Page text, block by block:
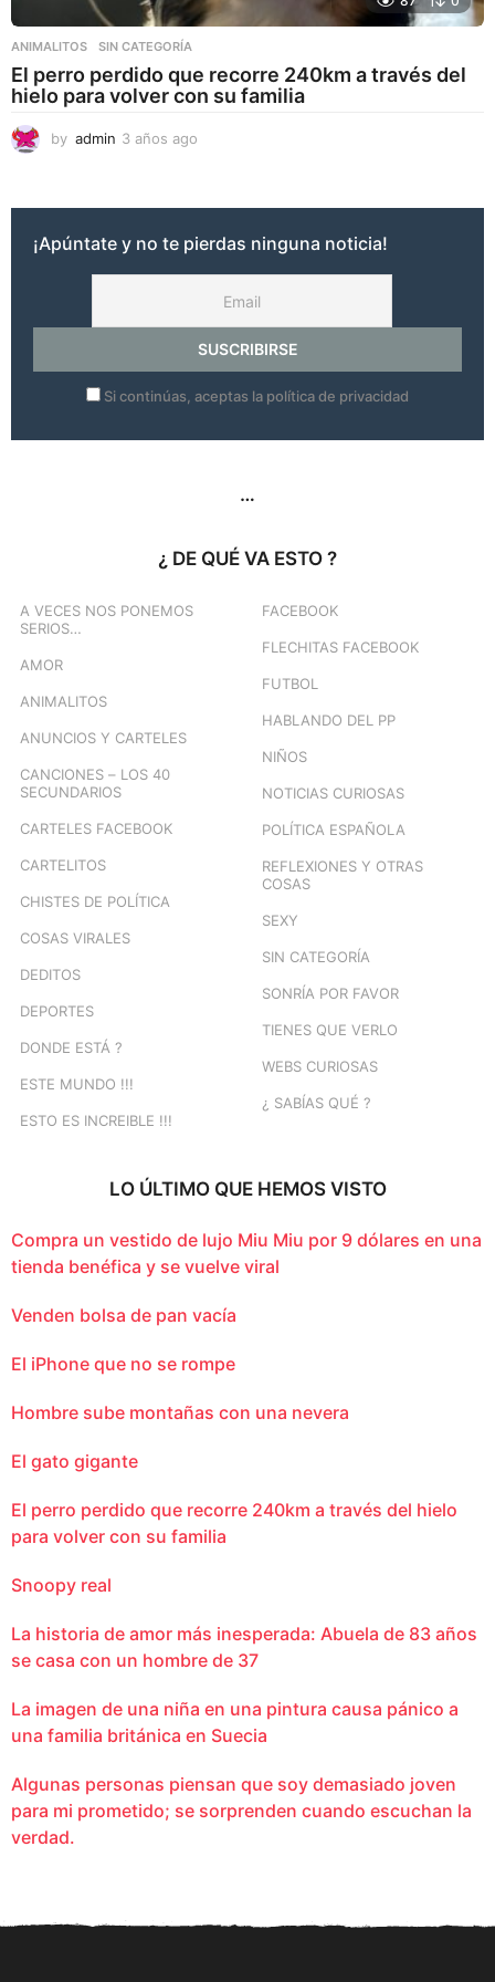
ANIMALITOS ,SIN CATEGORÍA
El perro perdido que recorre 240km a través del
hielo para volver con su familia
by admin 3 años ago
a
¡Apúntate y no te pierdas ninguna noticia!
Si continúas, aceptas la política de privacidad
…
¿ DE QUÉ VA ESTO ?
A VECES NOS PONEMOS
SERIOS…
AMOR
ANIMALITOS
ANUNCIOS Y CARTELES
CANCIONES – LOS 40
SECUNDARIOS
CARTELES FACEBOOK
CARTELITOS
CHISTES DE POLÍTICA
COSAS VIRALES
DEDITOS
DEPORTES
DONDE ESTÁ ?
ESTE MUNDO !!!
ESTO ES INCREIBLE !!!
FACEBOOK
FLECHITAS FACEBOOK
FUTBOL
HABLANDO DEL PP
NIÑOS
NOTICIAS CURIOSAS
POLÍTICA ESPAÑOLA
REFLEXIONES Y OTRAS
COSAS
SEXY
SIN CATEGORÍA
SONRÍA POR FAVOR
TIENES QUE VERLO
WEBS CURIOSAS
¿ SABÍAS QUÉ ?
LO ÚLTIMO QUE HEMOS VISTO
Compra un vestido de lujo Miu Miu por 9 dólares en una
tienda benéfica y se vuelve viral
Venden bolsa de pan vacía
El iPhone que no se rompe
Hombre sube montañas con una nevera
El gato gigante
El perro perdido que recorre 240km a través del hielo
para volver con su familia
Snoopy real
La historia de amor más inesperada: Abuela de 83 años
se casa con un hombre de 37
La imagen de una niña en una pintura causa pánico a
una familia británica en Suecia
Algunas personas piensan que soy demasiado joven
para mi prometido; se sorprenden cuando escuchan la
verdad.